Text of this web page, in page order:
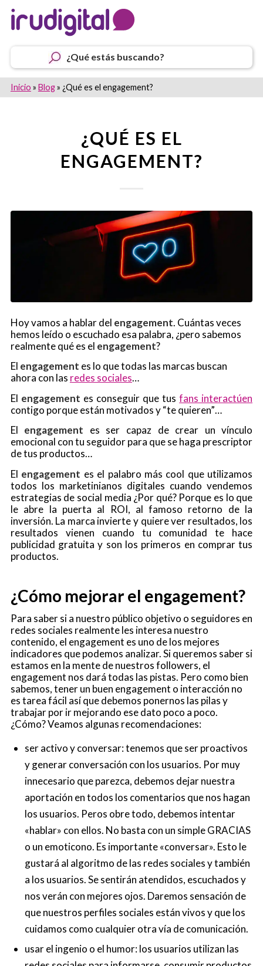
¿Qué estás buscando?
Inicio » Blog» ¿Qué es el engagement?
¿QUÉ ES EL
ENGAGEMENT?
Hoy vamos a hablar del engagement. Cuántas veces
hemos leído o escuchado esa palabra, ¿pero sabemos
realmente qué es el engagement?
El engagement es lo que todas las marcas buscan
ahora con las redes sociales…
El engagement es conseguir que tusfans interactúen
contigo porque están motivados y “te quieren”…
El engagement es ser capaz de crear un vínculo
emocional con tu seguidor para que se haga prescriptor
de tus productos…
El engagement es el palabro más cool que utilizamos
todos los marketinianos digitales cuando vendemos
estrategias de social media ¿Por qué? Porque es lo que
le abre la puerta al ROI, al famoso retorno de la
inversión. La marca invierte y quiere ver resultados, los
resultados vienen cuando tu comunidad te hace
publicidad gratuita y son los primeros en comprar tus
productos.
¿Cómo mejorar el engagement?
Para saber si a nuestro público objetivo o seguidores en
redes sociales realmente les interesa nuestro
contenido, el engagement es uno de los mejores
indicadores que podemos analizar. Si queremos saber si
estamos en la mente de nuestros followers, el
engagement nos dará todas las pistas. Pero como bien
sabemos, tener un buen engagement o interacción no
es tarea fácil así que debemos ponernos las pilas y
trabajar por ir mejorando ese dato poco a poco.
¿Cómo? Veamos algunas recomendaciones:
ser activo y conversar: tenemos que ser proactivos
y generar conversación con los usuarios. Por muy
innecesario que parezca, debemos dejar nuestra
aportación en todos los comentarios que nos hagan
los usuarios. Peros obre todo, debemos intentar
«hablar» con ellos. No basta con un simple GRACIAS
o un emoticono. Es importante «conversar». Esto le
gustará al algoritmo de las redes sociales y también
a los usuarios. Se sentirán atendidos, escuchados y
nos verán con mejores ojos. Daremos sensación de
que nuestros perfiles sociales están vivos y que los
cuidamos como cualquier otra vía de comunicación.
usar el ingenio o el humor: los usuarios utilizan las